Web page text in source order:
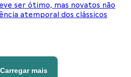
ser ótimo, mas novatos não
atemporal dos clássicos
Carregar mais